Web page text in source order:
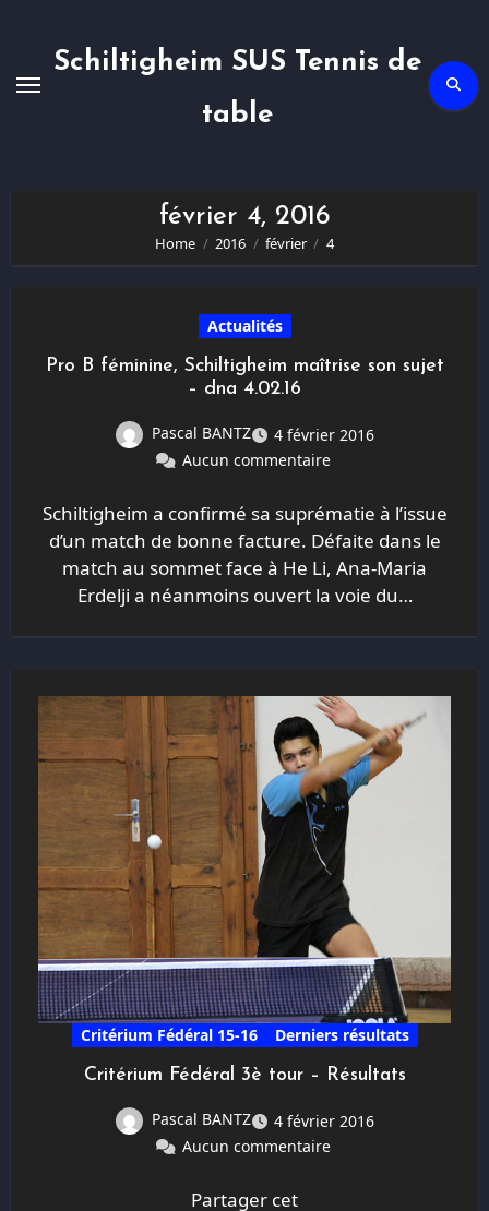
Schiltigheim SUS Tennis de
table
février 4, 2016
Home 2016 février 4
Actualités
Pro B féminine, Schiltigheim maîtrise son sujet
– dna 4.02.16
Pascal BANTZ
4 février 2016
Aucun commentaire
Schiltigheim a confirmé sa suprématie à l’issue
d’un match de bonne facture. Défaite dans le
match au sommet face à He Li, Ana-Maria
Erdelji a néanmoins ouvert la voie du…
Critérium Fédéral 15-16 Derniers résultats
Critérium Fédéral 3è tour – Résultats
Pascal BANTZ
4 février 2016
Aucun commentaire
Partager cet